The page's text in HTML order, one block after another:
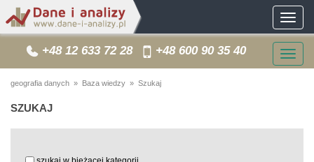
Toggle
+48 12 633 72 28 +48 600 90 35 40
geografia danych » Baza wiedzy » Szukaj
SZUKAJ